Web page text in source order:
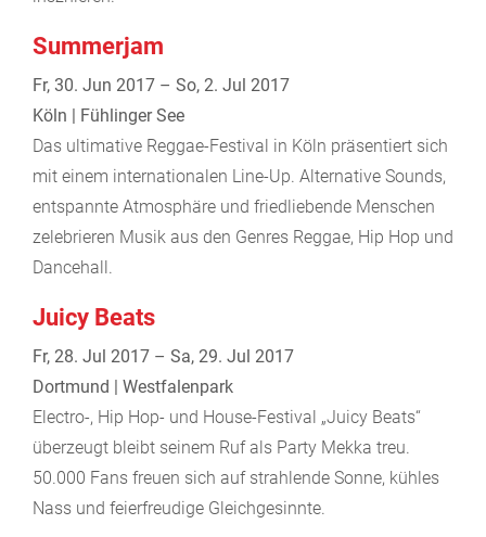
Summerjam
Fr, 30. Jun 2017 – So, 2. Jul 2017
Köln | Fühlinger See
Das ultimative Reggae-Festival in Köln präsentiert sich
mit einem internationalen Line-Up. Alternative Sounds,
entspannte Atmosphäre und friedliebende Menschen
zelebrieren Musik aus den Genres Reggae, Hip Hop und
Dancehall.
Juicy Beats
Fr, 28. Jul 2017 – Sa, 29. Jul 2017
Dortmund | Westfalenpark
Electro-, Hip Hop- und House-Festival „Juicy Beats“
überzeugt bleibt seinem Ruf als Party Mekka treu.
50.000 Fans freuen sich auf strahlende Sonne, kühles
Nass und feierfreudige Gleichgesinnte.